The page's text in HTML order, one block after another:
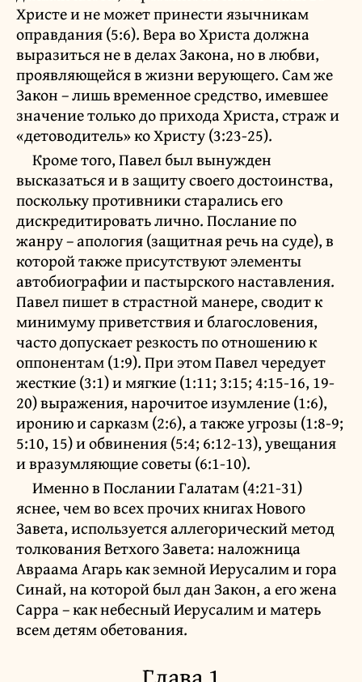
Христе и не может принести язычникам
оправдания (5:6). Вера во Христа должна
выразиться не в делах Закона, но в любви,
проявляющейся в жизни верующего. Сам же
Закон – лишь временное средство, имевшее
значение только до прихода Христа, страж и
«детоводитель» ко Христу (3:23-25).
Кроме того, Павел был вынужден
высказаться и в защиту своего достоинства,
поскольку противники старались его
дискредитировать лично. Послание по
жанру – апология (защитная речь на суде), в
которой также присутствуют элементы
автобиографии и пастырского наставления.
Павел пишет в страстной манере, сводит к
минимуму приветствия и благословения,
часто допускает резкость по отношению к
оппонентам (1:9). При этом Павел чередует
жесткие (3:1) и мягкие (1:11; 3:15; 4:15-16, 19-
20) выражения, нарочитое изумление (1:6),
иронию и сарказм (2:6), а также угрозы (1:8-9;
5:10, 15) и обвинения (5:4; 6:12-13), увещания
и вразумляющие советы (6:1-10).
Именно в Послании Галатам (4:21-31)
яснее, чем во всех прочих книгах Нового
Завета, используется аллегорический метод
толкования Ветхого Завета: наложница
Авраама Агарь как земной Иерусалим и гора
Синай, на которой был дан Закон, а его жена
Сарра – как небесный Иерусалим и матерь
всем детям обетования.